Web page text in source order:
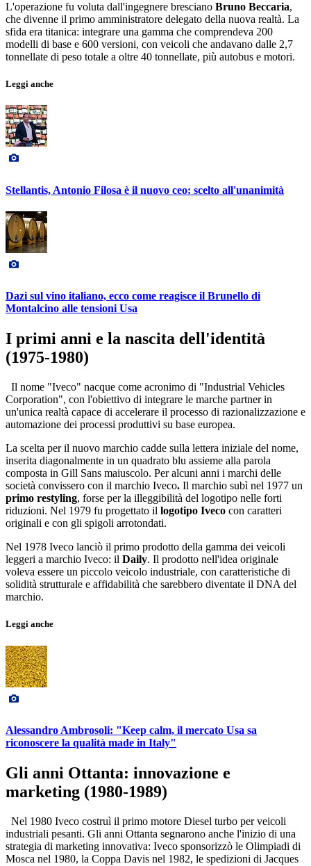
L'operazione fu voluta dall'ingegnere bresciano Bruno Beccaria,
che divenne il primo amministratore delegato della nuova realtà. La
sfida era titanica: integrare una gamma che comprendeva 200
modelli di base e 600 versioni, con veicoli che andavano dalle 2,7
tonnellate di peso totale a oltre 40 tonnellate, più autobus e motori.
Leggi anche
Stellantis, Antonio Filosa è il nuovo ceo: scelto all'unanimità
Dazi sul vino italiano, ecco come reagisce il Brunello di
Montalcino alle tensioni Usa
I primi anni e la nascita dell'identità
(1975-1980)
Il nome "Iveco" nacque come acronimo di "Industrial Vehicles
Corporation", con l'obiettivo di integrare le marche partner in
un'unica realtà capace di accelerare il processo di razionalizzazione e
automazione dei processi produttivi su base europea.
La scelta per il nuovo marchio cadde sulla lettera iniziale del nome,
inserita diagonalmente in un quadrato blu assieme alla parola
composta in Gill Sans maiuscolo. Per alcuni anni i marchi delle
società convissero con il marchio Iveco. Il marchio subì nel 1977 un
primo restyling, forse per la illeggibilità del logotipo nelle forti
riduzioni. Nel 1979 fu progettato il logotipo Iveco con caratteri
originali e con gli spigoli arrotondati.
Nel 1978 Iveco lanciò il primo prodotto della gamma dei veicoli
leggeri a marchio Iveco: il Daily. Il prodotto nell'idea originale
voleva essere un piccolo veicolo industriale, con caratteristiche di
solidità strutturale e affidabilità che sarebbero diventate il DNA del
marchio.
Leggi anche
Alessandro Ambrosoli: "Keep calm, il mercato Usa sa
riconoscere la qualità made in Italy"
Gli anni Ottanta: innovazione e
marketing (1980-1989)
Nel 1980 Iveco costruì il primo motore Diesel turbo per veicoli
industriali pesanti. Gli anni Ottanta segnarono anche l'inizio di una
strategia di marketing innovativa: Iveco sponsorizzò le Olimpiadi di
Mosca nel 1980, la Coppa Davis nel 1982, le spedizioni di Jacques